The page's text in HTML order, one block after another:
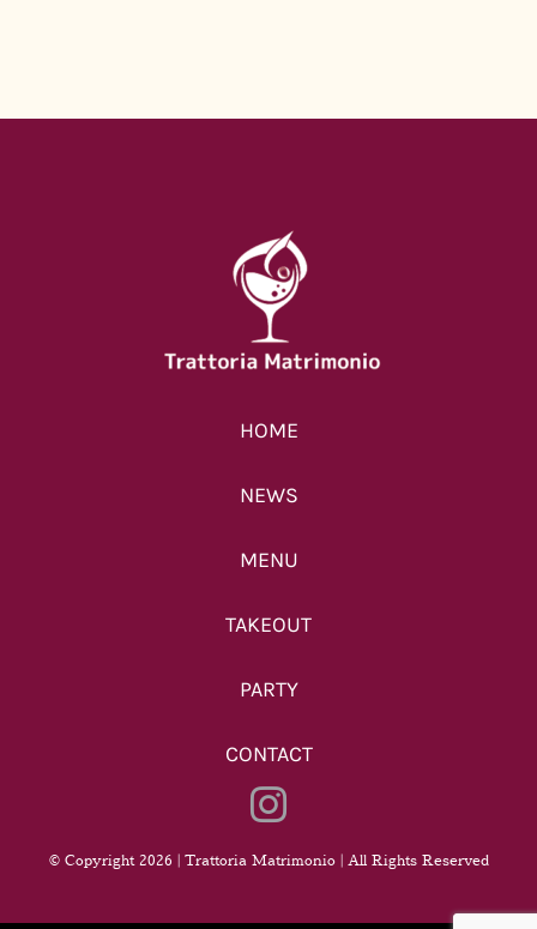
HOME
NEWS
MENU
TAKEOUT
PARTY
CONTACT
© Copyright 2026 | Trattoria Matrimonio | All Rights Reserved